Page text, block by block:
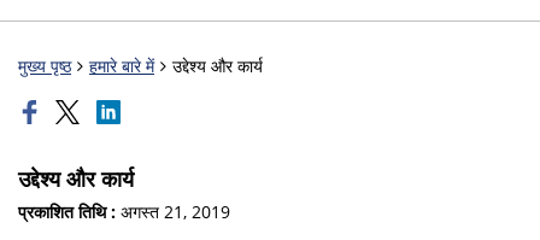
मुख्य पृष्ठ हमारे बारे में उद्देश्य और कार्य
उद्देश्य और कार्य
प्रकाशित तिथि : अगस्त 21, 2019